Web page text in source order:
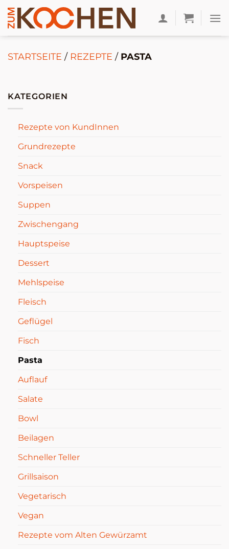
Zum
Inhalt
springen
STARTSEITE / REZEPTE / PASTA
KATEGORIEN
Rezepte von KundInnen
Grundrezepte
Snack
Vorspeisen
Suppen
Zwischengang
Hauptspeise
Dessert
Mehlspeise
Fleisch
Geflügel
Fisch
Pasta
Auflauf
Salate
Bowl
Beilagen
Schneller Teller
Grillsaison
Vegetarisch
Vegan
Rezepte vom Alten Gewürzamt